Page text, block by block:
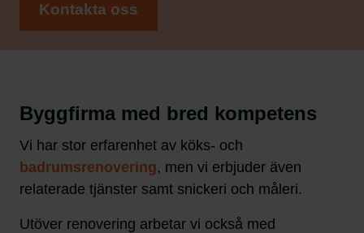
Kontakta oss
Byggfirma med bred kompetens
Vi har stor erfarenhet av köks- och
badrumsrenovering, men vi erbjuder även
relaterade tjänster samt snickeri och måleri.
Utöver renovering arbetar vi också med